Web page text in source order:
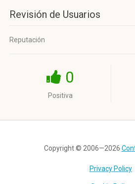
Revisión de Usuarios
Reputación
0
Positiva
Copyright © 2006—2026
Privacy Policy